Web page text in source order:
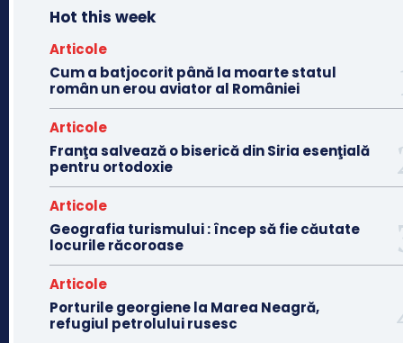
Hot this week
Articole
Cum a batjocorit până la moarte statul
român un erou aviator al României
Articole
Franţa salvează o biserică din Siria esenţială
pentru ortodoxie
Articole
Geografia turismului : încep să fie căutate
locurile răcoroase
Articole
Porturile georgiene la Marea Neagră,
refugiul petrolului rusesc